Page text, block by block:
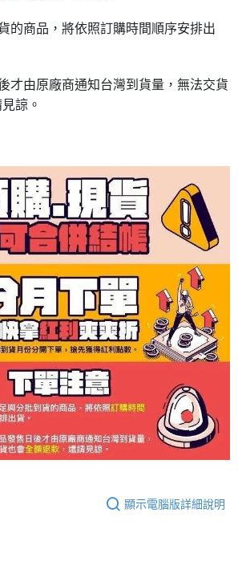
的商品，將依照訂購時間順序安排出
才由原廠商通知台灣到貨量，無法交貨
諒。
顯示電腦版詳細說明